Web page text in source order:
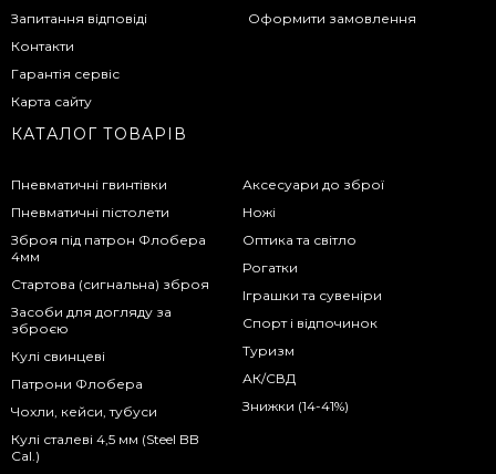
Запитання відповіді
Контакти
Гарантія сервіс
Карта сайту
Оформити замовлення
КАТАЛОГ ТОВАРІВ
Пневматичні гвинтівки
Пневматичні пістолети
Зброя під патрон Флобера
4мм
Стартова (сигнальна) зброя
Засоби для догляду за
зброєю
Кулі свинцеві
Патрони Флобера
Чохли, кейси, тубуси
Кулі сталеві 4,5 мм (Steel BB
Cal.)
Аксесуари до зброї
Ножі
Оптика та світло
Рогатки
Іграшки та сувеніри
Спорт і відпочинок
Туризм
АК/СВД
Знижки (14-41%)